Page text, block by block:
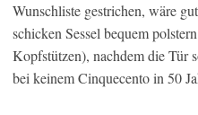
Wunschliste gestrichen, wäre
schicken Sessel bequem
Kopfstützen), nachdem die Tür
bei keinem Cinquecento in 50